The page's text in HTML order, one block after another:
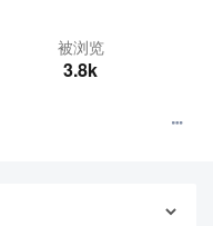
被浏览
3.8k